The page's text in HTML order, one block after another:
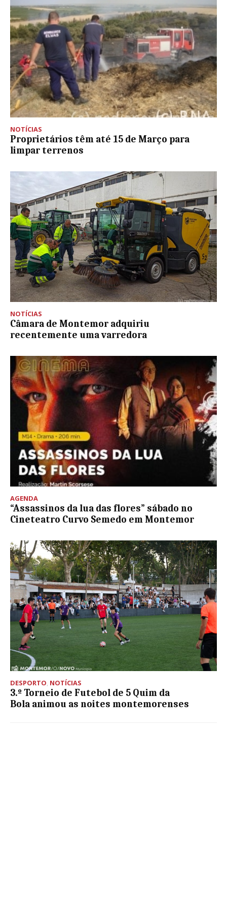
NOTÍCIAS
Proprietários têm até 15 de Março para
limpar terrenos
NOTÍCIAS
Câmara de Montemor adquiriu
recentemente uma varredora
AGENDA
“Assassinos da lua das flores” sábado no
Cineteatro Curvo Semedo em Montemor
DESPORTO, NOTÍCIAS
3.º Torneio de Futebol de 5 ​Quim da
Bola animou as noites montemorenses